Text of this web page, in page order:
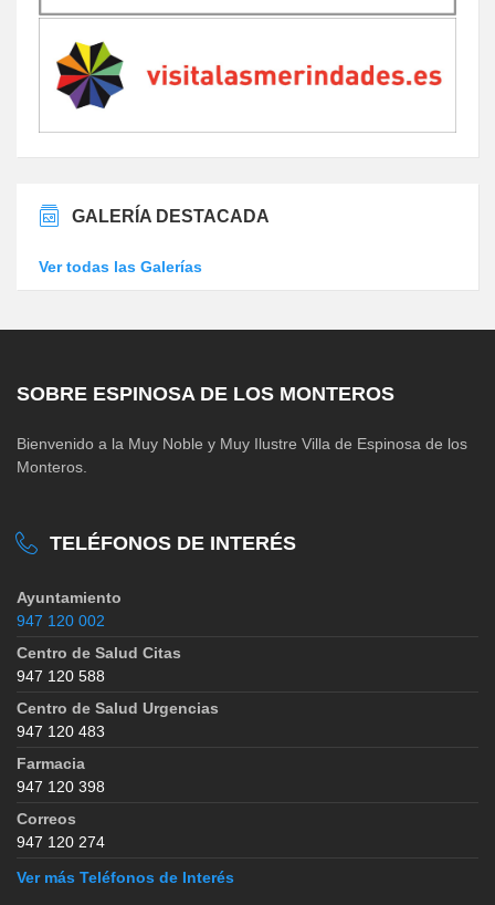
GALERÍA DESTACADA
Ver todas las Galerías
SOBRE ESPINOSA DE LOS MONTEROS
Bienvenido a la Muy Noble y Muy Ilustre Villa de Espinosa de los
Monteros.
TELÉFONOS DE INTERÉS
Ayuntamiento
947 120 002
Centro de Salud Citas
947 120 588
Centro de Salud Urgencias
947 120 483
Farmacia
947 120 398
Correos
947 120 274
Ver más Teléfonos de Interés